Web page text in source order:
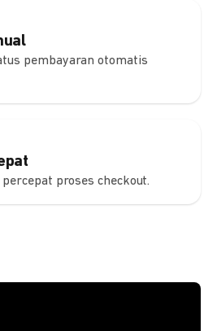
pembayaran otomatis
proses checkout.